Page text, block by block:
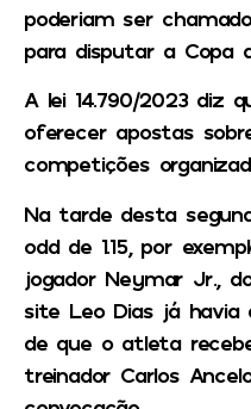
poderiam ser
para disputar a Copa
A lei 14.790/2023 diz
oferecer apostas
competições
Na tarde desta
odd de 1.15, por
jogador Neymar Jr.,
site Leo Dias já havia
de que o atleta
treinador Carlos